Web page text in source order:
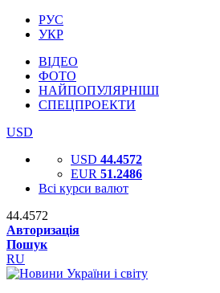
РУС
УКР
ВІДЕО
ФОТО
НАЙПОПУЛЯРНІШІ
СПЕЦПРОЕКТИ
USD
USD 44.4572
EUR 51.2486
Всі курси валют
44.4572
Авторизація
Пошук
RU